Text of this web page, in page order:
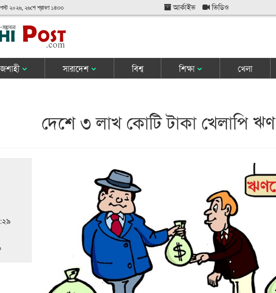
২০২৬, ২৬শে শ্রাবণ ১৪৩৩ আর্কাইভ ভিডিও
সারাদেশ বিশ্ব শিক্ষা খেলা
দেশে ৩ লাখ কোটি টাকা খেলাপি ঋণ